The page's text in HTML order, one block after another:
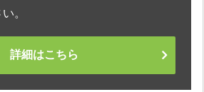
。
詳細はこちら